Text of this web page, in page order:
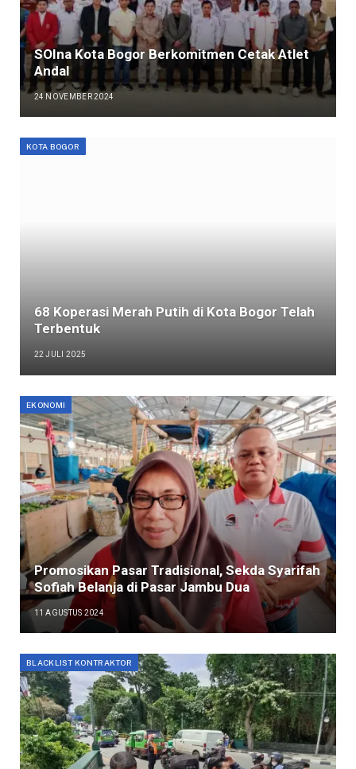
SOIna Kota Bogor Berkomitmen Cetak Atlet
Andal
24 NOVEMBER 2024
KOTA BOGOR
68 Koperasi Merah Putih di Kota Bogor Telah
Terbentuk
22 JULI 2025
EKONOMI
Promosikan Pasar Tradisional, Sekda Syarifah
Sofiah Belanja di Pasar Jambu Dua
11 AGUSTUS 2024
BLACKLIST KONTRAKTOR